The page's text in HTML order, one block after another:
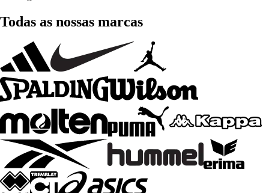
Todas as nossas marcas